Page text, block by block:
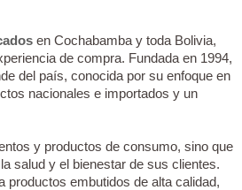
en Cochabamba y toda Bolivia,
de compra. Fundada en 1994,
del país, conocida por su enfoque en
nacionales e importados y un
y productos de consumo, sino que
salud y el bienestar de sus clientes.
productos embutidos de alta calidad,